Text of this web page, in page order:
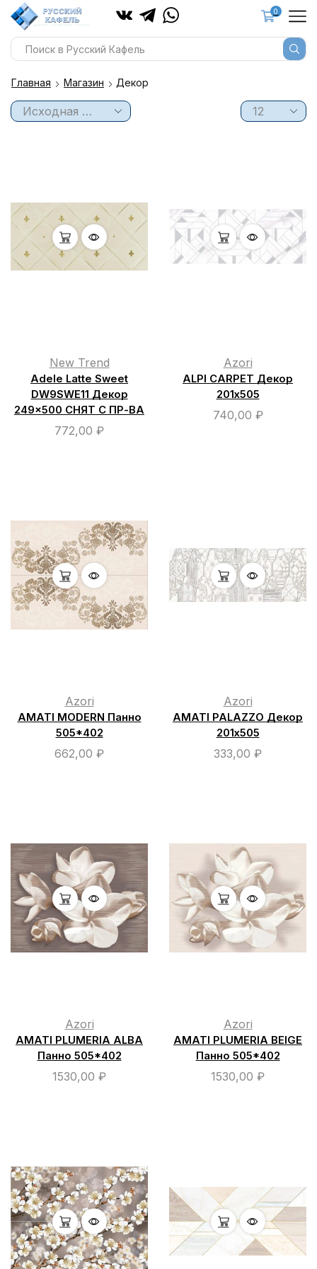
0
Главная Магазин Декор
New Trend
Adele Latte Sweet
DW9SWE11 Декор
249×500 СНЯТ С ПР-ВА
772,00 ₽
Azori
ALPI CARPET Декор
201х505
740,00 ₽
Azori
AMATI MODERN Панно
505*402
662,00 ₽
Azori
AMATI PALAZZO Декор
201х505
333,00 ₽
Azori
AMATI PLUMERIA ALBA
Панно 505*402
1530,00 ₽
Azori
AMATI PLUMERIA BEIGE
Панно 505*402
1530,00 ₽